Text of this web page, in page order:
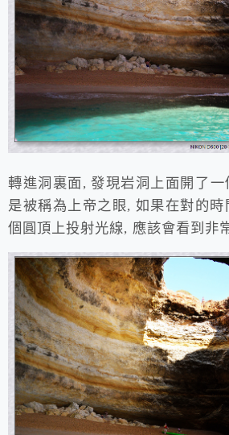
轉進洞裏面, 發現岩洞上面開了
是被稱為上帝之眼, 如果在對的
個圓頂上投射光線, 應該會看到非